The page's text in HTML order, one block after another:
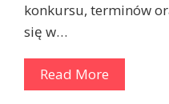
konkursu, terminów
się w…
Read More